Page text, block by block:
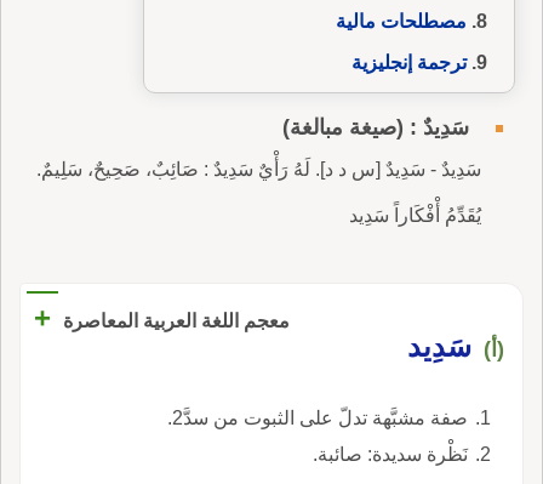
مصطلحات مالية
ترجمة إنجليزية
سَدِيدٌ : (صيغة مبالغة)
سَدِيدٌ - سَدِيدٌ [س د د]. لَهُ رَأْيٌ سَدِيدٌ : صَائِبٌ، صَحِيحٌ، سَلِيمٌ.
يُقَدِّمُ أْفْكَاراً سَدِيد
معجم اللغة العربية المعاصرة +
(أ) سَدِيد
صفة مشبَّهة تدلّ على الثبوت من سدَّ2.
نَظْرة سديدة: صائبة.